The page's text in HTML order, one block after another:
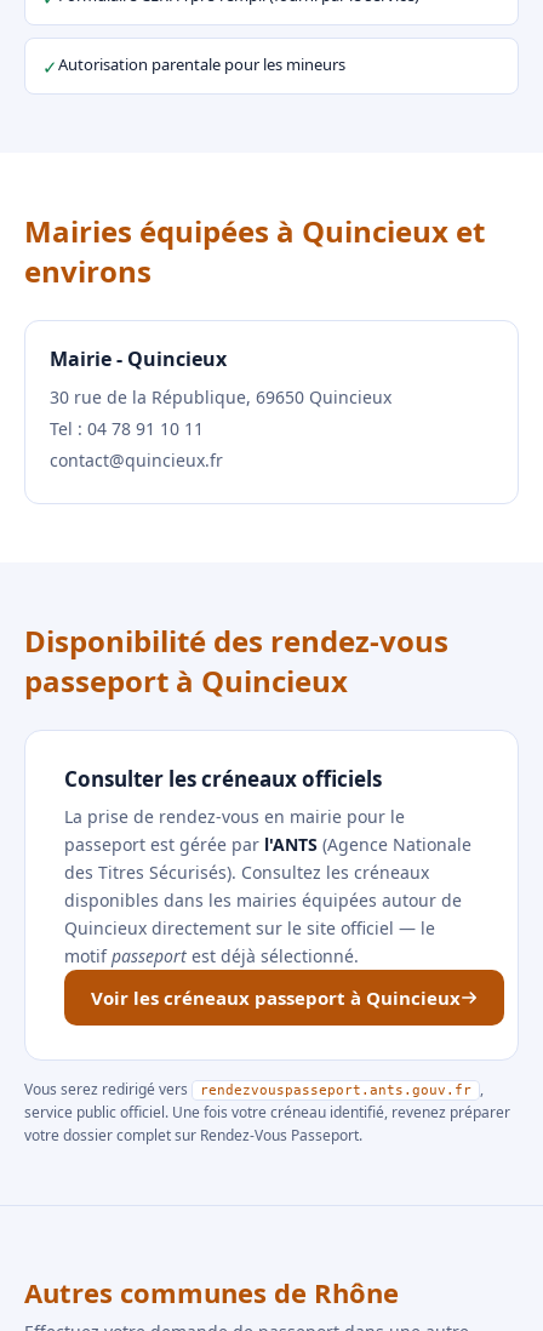
✓Autorisation parentale pour les mineurs
Mairies équipées à Quincieux et
environs
Mairie - Quincieux
30 rue de la République, 69650 Quincieux
Tel : 04 78 91 10 11
contact@quincieux.fr
Disponibilité des rendez-vous
passeport à Quincieux
Consulter les créneaux officiels
La prise de rendez-vous en mairie pour le
passeport est gérée par l'ANTS (Agence Nationale
des Titres Sécurisés). Consultez les créneaux
disponibles dans les mairies équipées autour de
Quincieux directement sur le site officiel — le
motifpasseport est déjà sélectionné.
Voir les créneaux passeport à Quincieux
Vous serez redirigé vers rendezvouspasseport.ants.gouv.fr
,
service public officiel. Une fois votre créneau identifié, revenez préparer
votre dossier complet sur Rendez-Vous Passeport.
Autres communes de Rhône